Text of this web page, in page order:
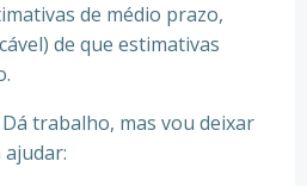
de médio prazo,
de que estimativas
trabalho, mas vou deixar
ajudar: